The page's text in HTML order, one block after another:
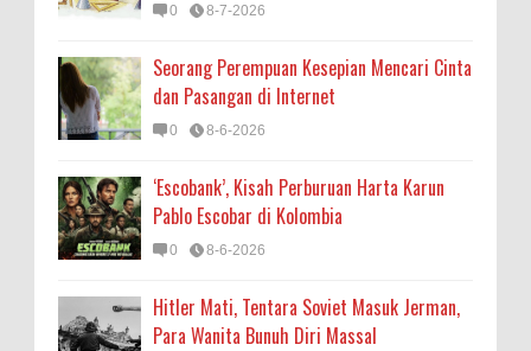
0 8-7-2026
Seorang Perempuan Kesepian Mencari Cinta
dan Pasangan di Internet
0 8-6-2026
‘Escobank’, Kisah Perburuan Harta Karun
Pablo Escobar di Kolombia
0 8-6-2026
Hitler Mati, Tentara Soviet Masuk Jerman,
Para Wanita Bunuh Diri Massal